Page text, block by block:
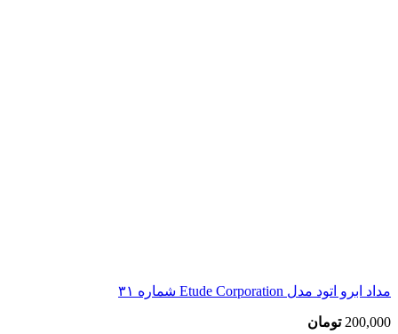
مداد ابرو اتود مدل Etude Corporation شماره ۳۱
200,000 تومان